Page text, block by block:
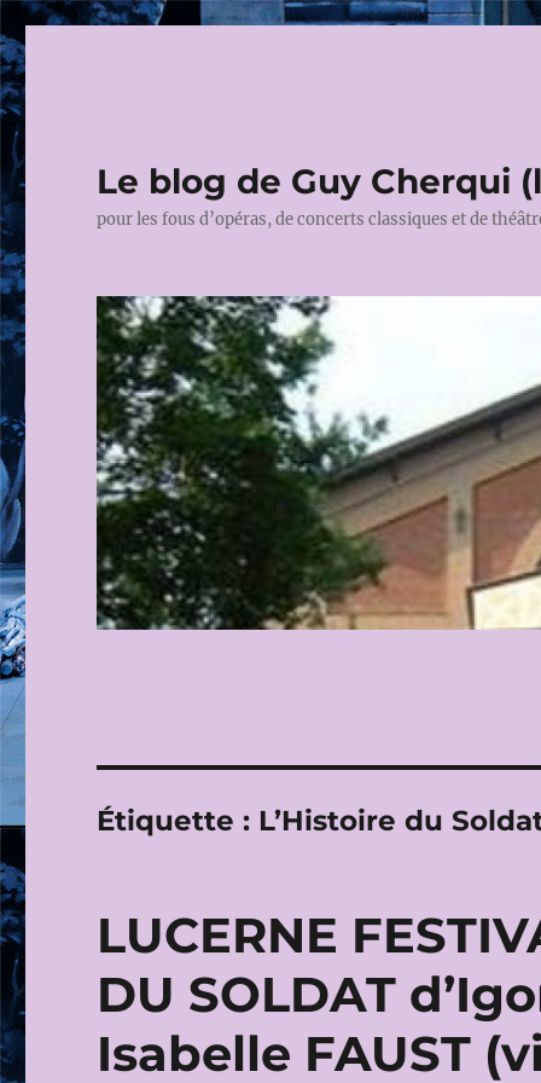
Le blog de Guy Cherqui
pour les fous d’opéras, de concerts classiques et de
Étiquette : L’Histoire du
LUCERNE
DU SOLDAT
Isabelle FAUST